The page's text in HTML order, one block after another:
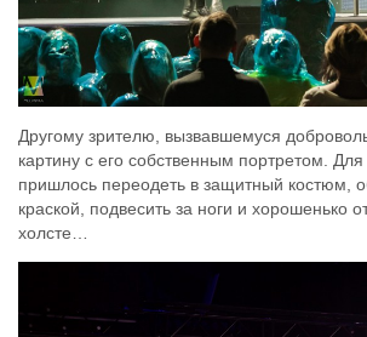
Другому зрителю, вызвавшемуся
картину с его собственным портретом. Для
пришлось переодеть в защитный костюм,
краской, подвесить за ноги и хорошенько
холсте…